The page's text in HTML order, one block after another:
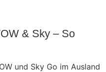
& Sky – So
und Sky Go im Ausland